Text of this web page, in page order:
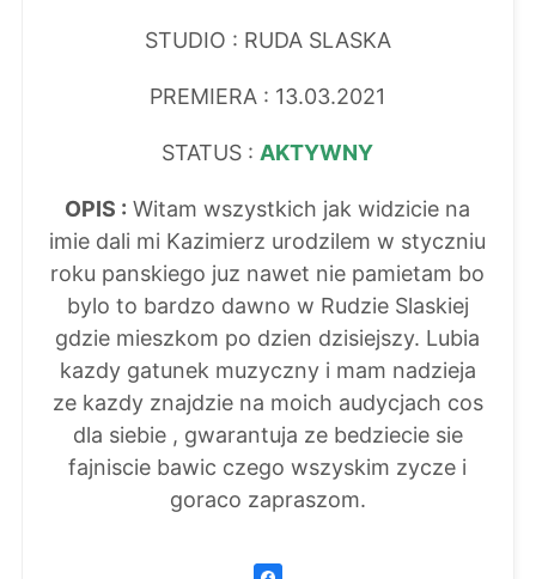
STUDIO : RUDA SLASKA
PREMIERA : 13.03.2021
STATUS : AKTYWNY
OPIS : Witam wszystkich jak widzicie na
imie dali mi Kazimierz urodzilem w styczniu
roku panskiego juz nawet nie pamietam bo
bylo to bardzo dawno w Rudzie Slaskiej
gdzie mieszkom po dzien dzisiejszy. Lubia
kazdy gatunek muzyczny i mam nadzieja
ze kazdy znajdzie na moich audycjach cos
dla siebie , gwarantuja ze bedziecie sie
fajniscie bawic czego wszyskim zycze i
goraco zapraszom.